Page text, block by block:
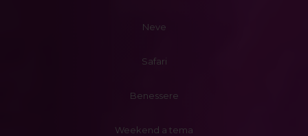
Neve
Safari
Benessere
Weekend a tema